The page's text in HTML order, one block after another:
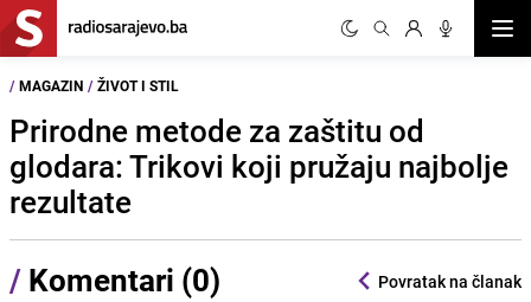
/ MAGAZIN / ŽIVOT I STIL
Prirodne metode za zaštitu od
glodara: Trikovi koji pružaju najbolje
rezultate
/ Komentari (0) Povratak na članak